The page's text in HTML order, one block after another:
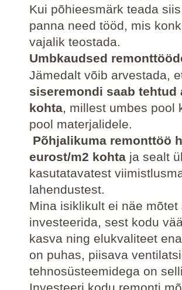
Kui põhieesmärk teada
panna need tööd, mis
vajalik teostada.
Umbkaudsed
Jämedalt võib arvestada,
siseremondi saab tehtud
kohta, millest umbes pool
pool materjalidele.
Põhjalikuma remonttöö
eurost/m2 kohta ja sealt
kasutatavatest
lahendustest.
Mina isiklikult ei näe
investeerida, sest kodu
kasva ning elukvaliteet
on puhas, piisava
tehnosüsteemidega on